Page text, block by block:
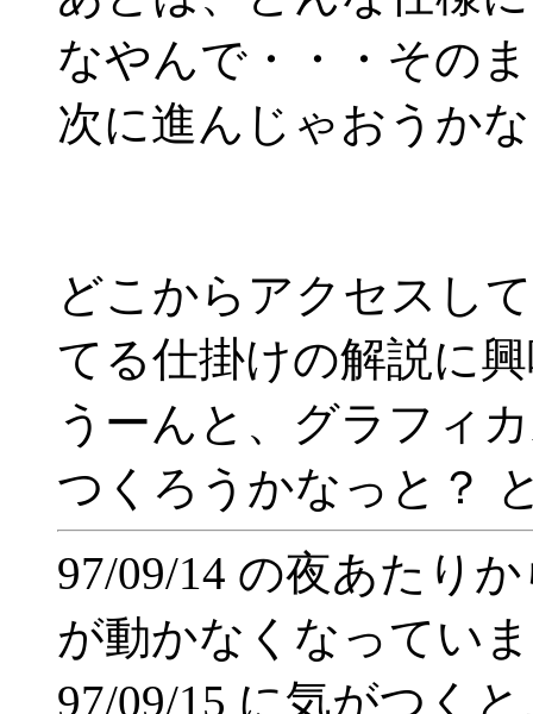
なやんで・・・その
次に進んじゃおうか
どこからアクセスし
てる仕掛けの解説に
うーんと、グラフィ
つくろうかなっと？
97/09/14 の夜あたり
が動かなくなってい
97/09/15 に気がつく